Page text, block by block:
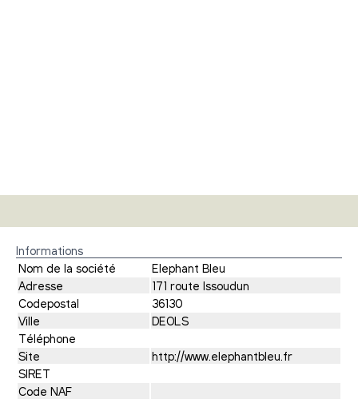
Informations
Nom de la société
Elephant Bleu
Adresse
171 route Issoudun
Codepostal
36130
Ville
DEOLS
Téléphone
Site
http://www.elephantbleu.fr
SIRET
Code NAF